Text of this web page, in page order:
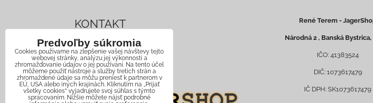
KONTAKT
Mobil: +421 911 466 006
Email: info@jagershop.sk
René Terem -
Národná 2 , Banská Bystrica,
IČO: 41383524
DIČ: 1073617479
IČ DPH: SK1073617479
Predvoľby súkromia
Cookies používame na zlepšenie vašej návštevy tejto
webovej stránky, analýzu jej výkonnosti a
zhromažďovanie údajov o jej používaní. Na tento účel
môžeme použiť nástroje a služby tretích strán a
zhromaždené údaje sa môžu preniesť k partnerom v
EÚ, USA alebo iných krajinách. Kliknutím na „Prijať
všetky cookies“ vyjadrujete svoj súhlas s týmto
spracovaním. Nižšie môžete nájsť podrobné